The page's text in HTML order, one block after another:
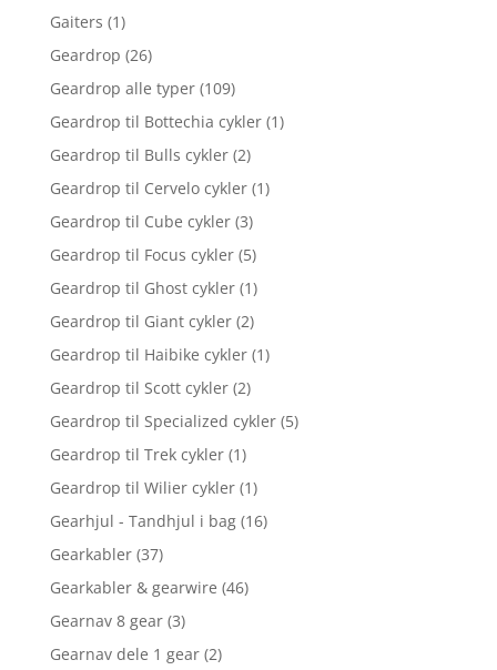
Gaiters (1)
Geardrop (26)
Geardrop alle typer (109)
Geardrop til Bottechia cykler (1)
Geardrop til Bulls cykler (2)
Geardrop til Cervelo cykler (1)
Geardrop til Cube cykler (3)
Geardrop til Focus cykler (5)
Geardrop til Ghost cykler (1)
Geardrop til Giant cykler (2)
Geardrop til Haibike cykler (1)
Geardrop til Scott cykler (2)
Geardrop til Specialized cykler (5)
Geardrop til Trek cykler (1)
Geardrop til Wilier cykler (1)
Gearhjul - Tandhjul i bag (16)
Gearkabler (37)
Gearkabler & gearwire (46)
Gearnav 8 gear (3)
Gearnav dele 1 gear (2)